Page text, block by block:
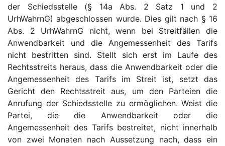
der Schiedsstelle (§ 14a Abs. 2 Satz 1 und 2
UrhWahrnG) abgeschlossen wurde. Dies gilt nach § 16
Abs. 2 UrhWahrnG nicht, wenn bei Streitfällen die
Anwendbarkeit und die Angemessenheit des Tarifs
nicht bestritten sind. Stellt sich erst im Laufe des
Rechtsstreits heraus, dass die Anwendbarkeit oder die
Angemessenheit des Tarifs im Streit ist, setzt das
Gericht den Rechtsstreit aus, um den Parteien die
Anrufung der Schiedsstelle zu ermöglichen. Weist die
Partei, die die Anwendbarkeit oder die
Angemessenheit des Tarifs bestreitet, nicht innerhalb
von zwei Monaten nach Aussetzung nach, dass ein